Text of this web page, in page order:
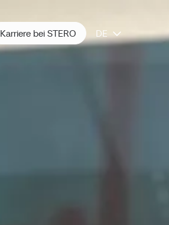
Karriere bei STERO DE